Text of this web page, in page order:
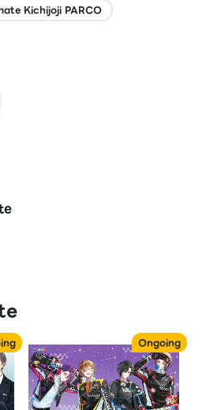
Kichijoji PARCO